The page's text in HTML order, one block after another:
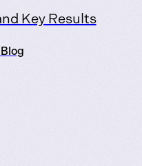
Key Results